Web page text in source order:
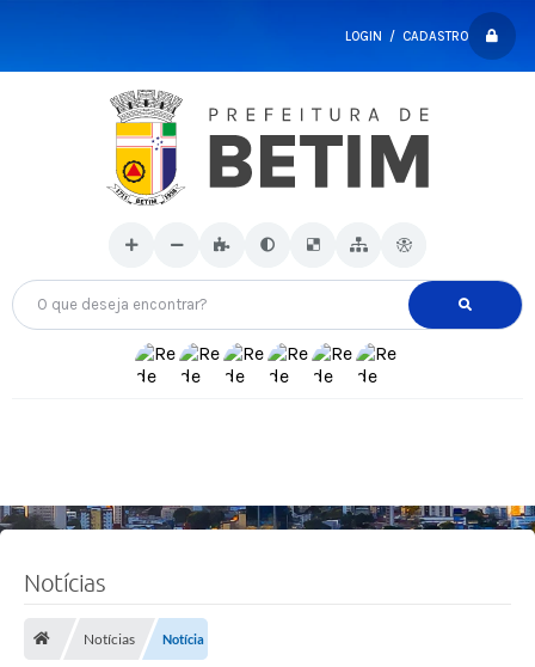
LOGIN / CADASTRO
O que deseja encontrar?
Notícias
Notícias Notícia